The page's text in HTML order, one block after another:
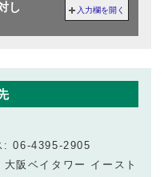
し
入力欄を開く
: 06-4395-2905
阪ベイタワー イースト